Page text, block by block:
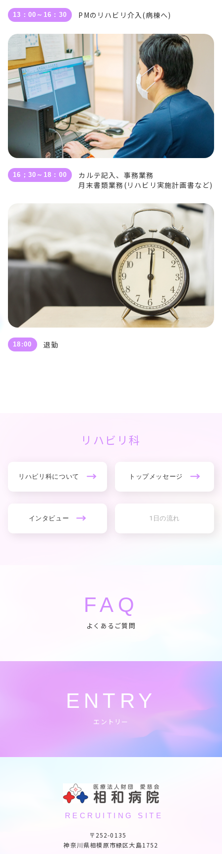
13：00～16：30 PMのリハビリ介入(病棟へ)
16；30～18：00
カルテ記入、事務業務
月末書類業務(リハビリ実施計画書など)
18:00 退勤
リハビリ科
リハビリ科について トップメッセージ
インタビュー 1日の流れ
FAQ
よくあるご質問
ENTRY
エントリー
RECRUITING SITE
〒252-0135
神奈川県相模原市緑区大島1752